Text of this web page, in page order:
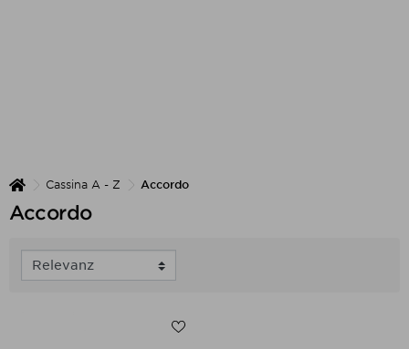
Cassina A - Z Accordo
Accordo